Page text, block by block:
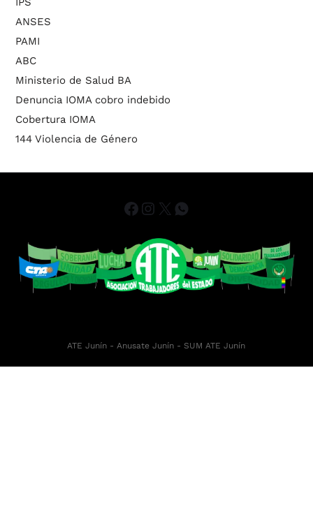
ANSES
PAMI
ABC
Ministerio de Salud BA
Denuncia IOMA cobro indebido
Cobertura IOMA
144 Violencia de Género
ATE Junín - Anusate Junín -SUM ATE Junín